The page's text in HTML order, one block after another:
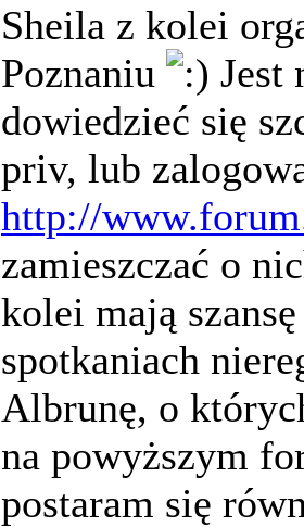
Sheila z kolei
Poznaniu
Jest
dowiedzieć się
priv, lub
http://
zamieszczać o
kolei mają
spotkaniach
Albrunę, o
na powyższym
postaram się